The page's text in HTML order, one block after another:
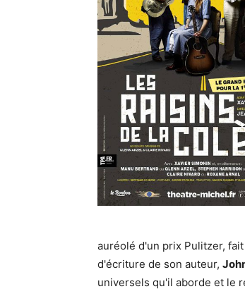
auréolé d'un prix Pulitzer,
d'écriture de son auteur,
universels qu'il aborde et le